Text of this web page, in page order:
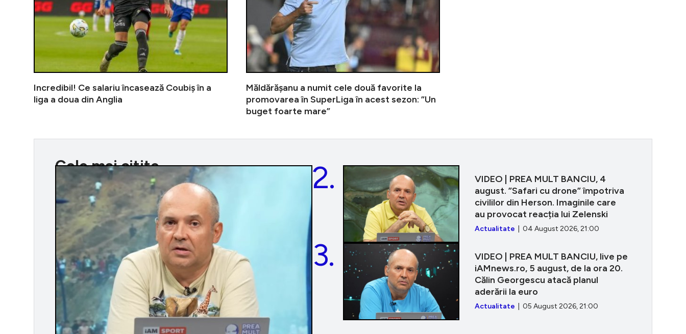
Incredibil! Ce salariu încasează Coubiș în a
liga a doua din Anglia
Măldărășanu a numit cele două favorite la
promovarea în SuperLiga în acest sezon: ”Un
buget foarte mare”
Cele mai citite
VIDEO | PREA MULT BANCIU, 4
august. ”Safari cu drone” împotriva
civililor din Herson. Imaginile care
au provocat reacția lui Zelenski
Actualitate | 04 August 2026, 21:00
2.
VIDEO | PREA MULT BANCIU, live pe
iAMnews.ro, 5 august, de la ora 20.
Călin Georgescu atacă planul
aderării la euro
Actualitate | 05 August 2026, 21:00
3.